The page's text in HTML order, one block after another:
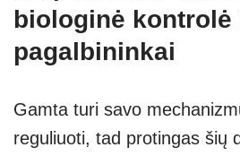
biologinė kontrolė
pagalbininkai
Gamta turi savo
reguliuoti, tad protingas šių